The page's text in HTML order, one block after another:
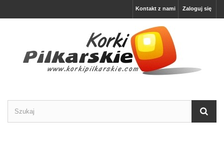
Zaloguj się
Kontakt z nami